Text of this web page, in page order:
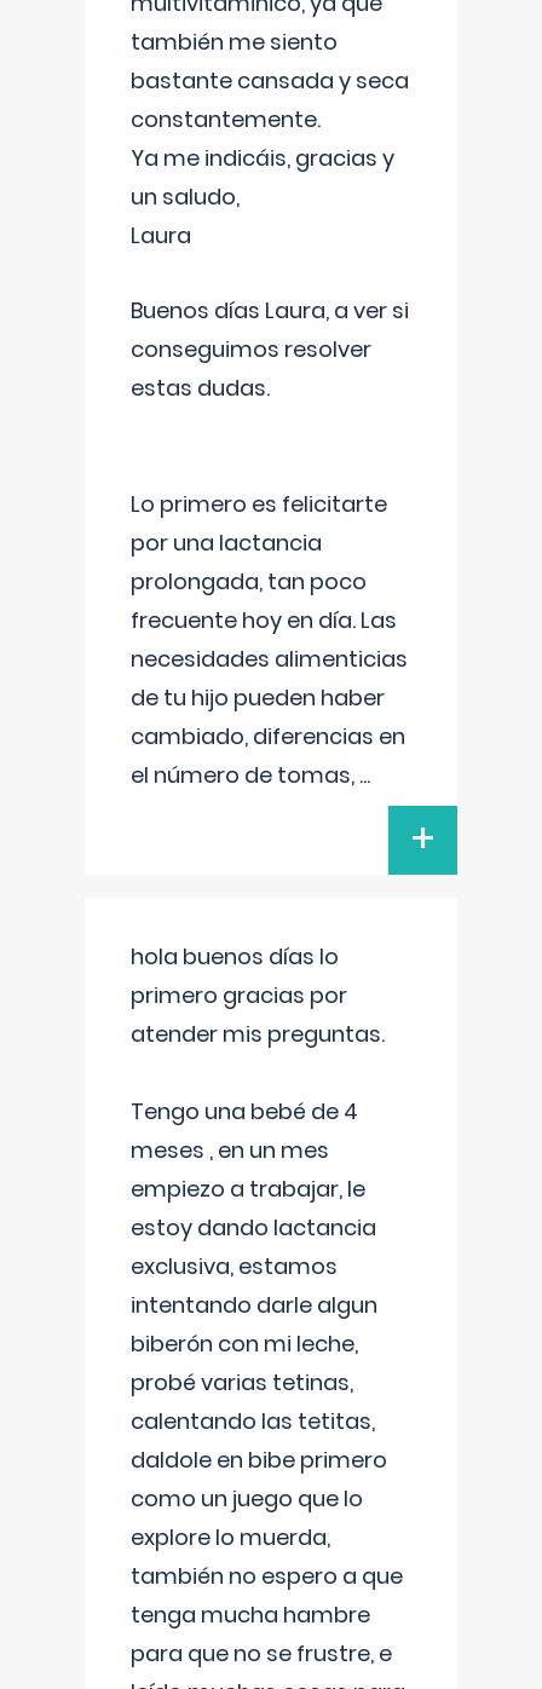
también me siento
bastante cansada y seca
constantemente.
Ya me indicáis, gracias y
un saludo,
Laura
Buenos días Laura, a ver si
conseguimos resolver
estas dudas.
Lo primero es felicitarte
por una lactancia
prolongada, tan poco
frecuente hoy en día. Las
necesidades alimenticias
de tu hijo pueden haber
cambiado, diferencias en
el número de tomas, ...
+
hola buenos días lo
primero gracias por
atender mis preguntas.
Tengo una bebé de 4
meses , en un mes
empiezo a trabajar, le
estoy dando lactancia
exclusiva, estamos
intentando darle algun
biberón con mi leche,
probé varias tetinas,
calentando las tetitas,
daldole en bibe primero
como un juego que lo
explore lo muerda,
también no espero a que
tenga mucha hambre
para que no se frustre, e